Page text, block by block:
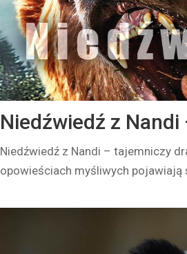
Niedźwiedź z
Niedźwiedź z Nandi – tajemniczy
opowieściach myśliwych pojawiają